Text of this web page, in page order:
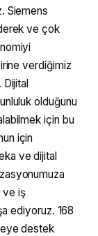
Siemens
ve çok
verdiğimiz
olduğunu
için bu
için
ve dijital
ve iş
ediyoruz. 168
destek